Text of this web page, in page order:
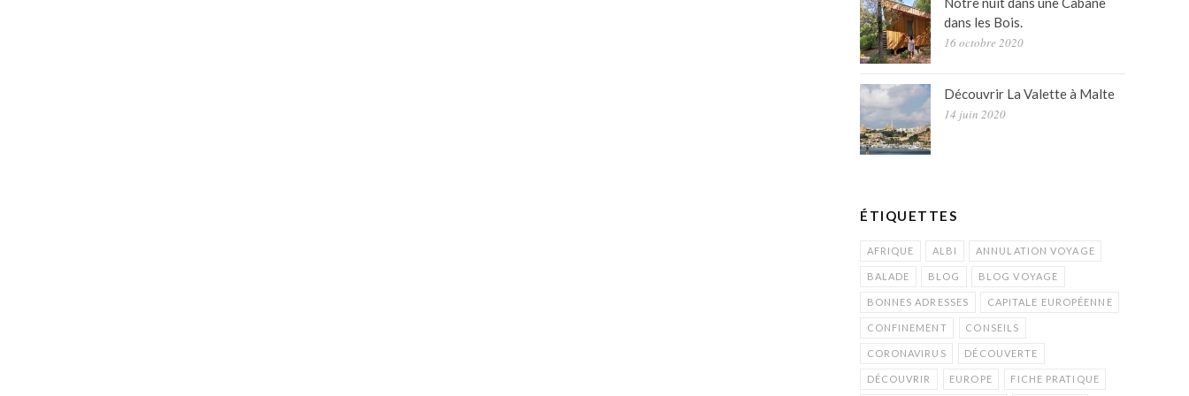
dans les Bois.
16 octobre 2020
Découvrir La Valette à Malte
14 juin 2020
ÉTIQUETTES
AFRIQUE ALBI ANNULATION VOYAGE
BALADE BLOG BLOG VOYAGE
BONNES ADRESSES CAPITALE EUROPÉENNE
CONFINEMENT CONSEILS
CORONAVIRUS DÉCOUVERTE
DÉCOUVRIR EUROPE FICHE PRATIQUE